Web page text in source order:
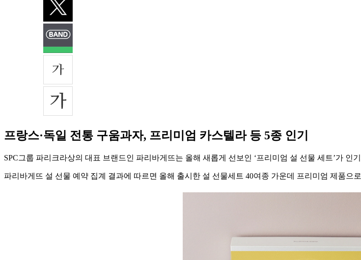
프랑스·독일 전통 구움과자, 프리미엄 카스텔라 등 5종 인기
SPC그룹 파리크라상의 대표 브랜드인 파리바게뜨는 올해 새롭게 선보인 ‘프리미엄 설 선물 세트’가 인
파리바게뜨 설 선물 예약 집계 결과에 따르면 올해 출시한 설 선물세트 40여종 가운데 프리미엄 제품으